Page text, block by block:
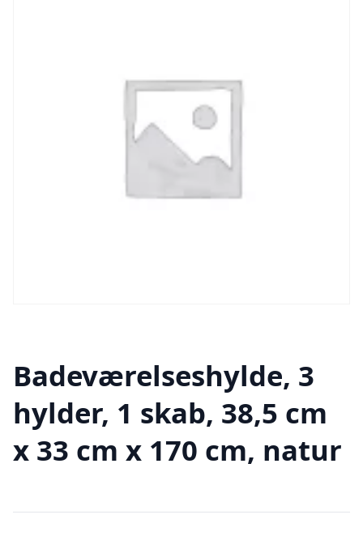
Badeværelseshylde, 3
hylder, 1 skab, 38,5 cm
x 33 cm x 170 cm, natur